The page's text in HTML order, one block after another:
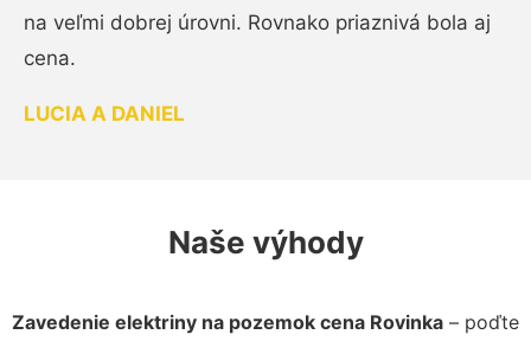
na veľmi dobrej úrovni. Rovnako priaznivá bola aj
cena.
LUCIA A DANIEL
Naše výhody
Zavedenie elektriny na pozemok cena Rovinka – poďte